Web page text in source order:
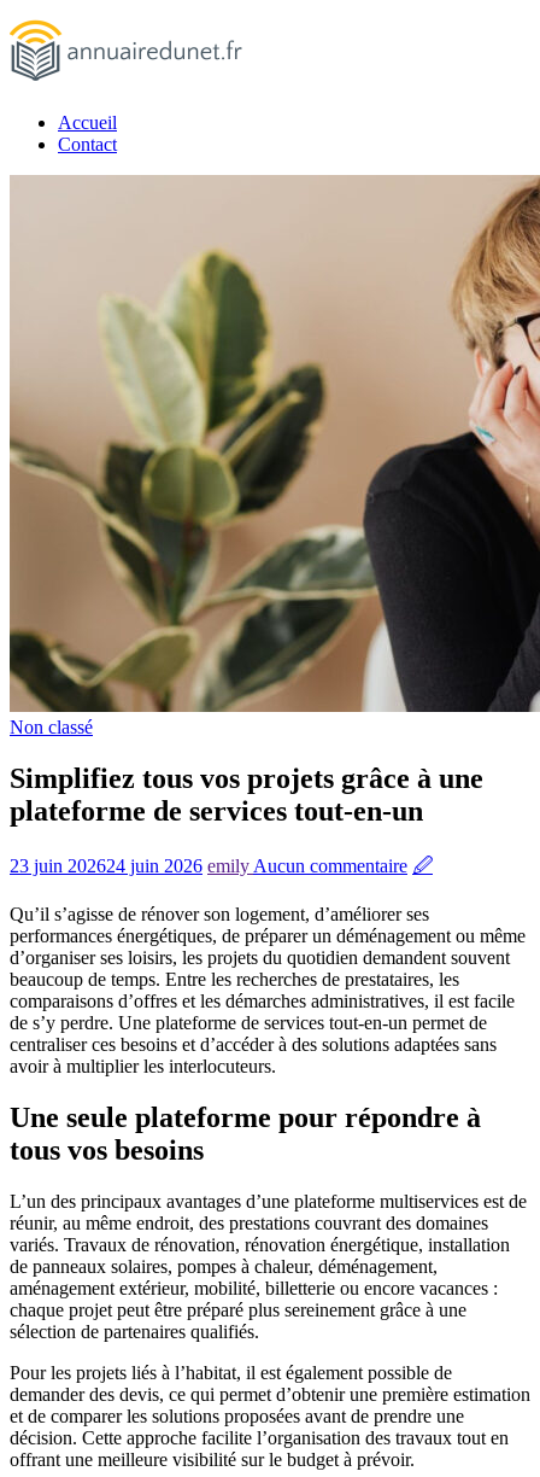
Passer
au
contenu
annuairedunet.fr
Accueil
Contact
Non classé
Simplifiez tous vos projets grâce à une
plateforme de services tout-en-un
23 juin 202624 juin 2026 emily Aucun commentaire 🖉
Qu’il s’agisse de rénover son logement, d’améliorer ses
performances énergétiques, de préparer un déménagement ou même
d’organiser ses loisirs, les projets du quotidien demandent souvent
beaucoup de temps. Entre les recherches de prestataires, les
comparaisons d’offres et les démarches administratives, il est facile
de s’y perdre. Une plateforme de services tout-en-un permet de
centraliser ces besoins et d’accéder à des solutions adaptées sans
avoir à multiplier les interlocuteurs.
Une seule plateforme pour répondre à
tous vos besoins
L’un des principaux avantages d’une plateforme multiservices est de
réunir, au même endroit, des prestations couvrant des domaines
variés. Travaux de rénovation, rénovation énergétique, installation
de panneaux solaires, pompes à chaleur, déménagement,
aménagement extérieur, mobilité, billetterie ou encore vacances :
chaque projet peut être préparé plus sereinement grâce à une
sélection de partenaires qualifiés.
Pour les projets liés à l’habitat, il est également possible de
demander des devis, ce qui permet d’obtenir une première estimation
et de comparer les solutions proposées avant de prendre une
décision. Cette approche facilite l’organisation des travaux tout en
offrant une meilleure visibilité sur le budget à prévoir.